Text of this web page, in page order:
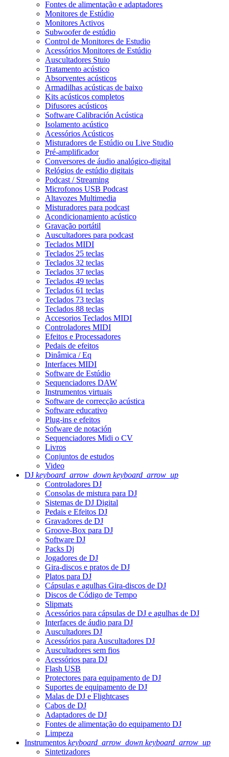
Fontes de alimentação e adaptadores
Monitores de Estúdio
Monitores Activos
Subwoofer de estúdio
Control de Monitores de Estudio
Acessórios Monitores de Estúdio
Auscultadores Stuio
Tratamento acústico
Absorventes acústicos
Armadilhas acústicas de baixo
Kits acústicos completos
Difusores acústicos
Software Calibración Acústica
Isolamento acústico
Acessórios Acústicos
Misturadores de Estúdio ou Live Studio
Pré-amplificador
Conversores de áudio analógico-digital
Relógios de estúdio digitais
Podcast / Streaming
Microfonos USB Podcast
Altavozes Multimedia
Misturadores para podcast
Acondicionamiento acústico
Gravação portátil
Auscultadores para podcast
Teclados MIDI
Teclados 25 teclas
Teclados 32 teclas
Teclados 37 teclas
Teclados 49 teclas
Teclados 61 teclas
Teclados 73 teclas
Teclados 88 teclas
Accesorios Teclados MIDI
Controladores MIDI
Efeitos e Processadores
Pedais de efeitos
Dinâmica / Eq
Interfaces MIDI
Software de Estúdio
Sequenciadores DAW
Instrumentos virtuais
Software de correcção acústica
Software educativo
Plug-ins e efeitos
Sofware de notación
Sequenciadores Midi o CV
Livros
Conjuntos de estudos
Video
DJ keyboard_arrow_down keyboard_arrow_up
Controladores DJ
Consolas de mistura para DJ
Sistemas de DJ Digital
Pedais e Efeitos DJ
Gravadores de DJ
Groove-Box para DJ
Software DJ
Packs Dj
Jogadores de DJ
Gira-discos e pratos de DJ
Platos para DJ
Cápsulas e agulhas Gira-discos de DJ
Discos de Código de Tempo
Slipmats
Acessórios para cápsulas de DJ e agulhas de DJ
Interfaces de áudio para DJ
Auscultadores DJ
Acessórios para Auscultadores DJ
Auscultadores sem fios
Acessórios para DJ
Flash USB
Protectores para equipamento de DJ
Suportes de equipamento de DJ
Malas de DJ e Flightcases
Cabos de DJ
Adaptadores de DJ
Fontes de alimentação do equipamento DJ
Limpeza
Instrumentos keyboard_arrow_down keyboard_arrow_up
Sintetizadores